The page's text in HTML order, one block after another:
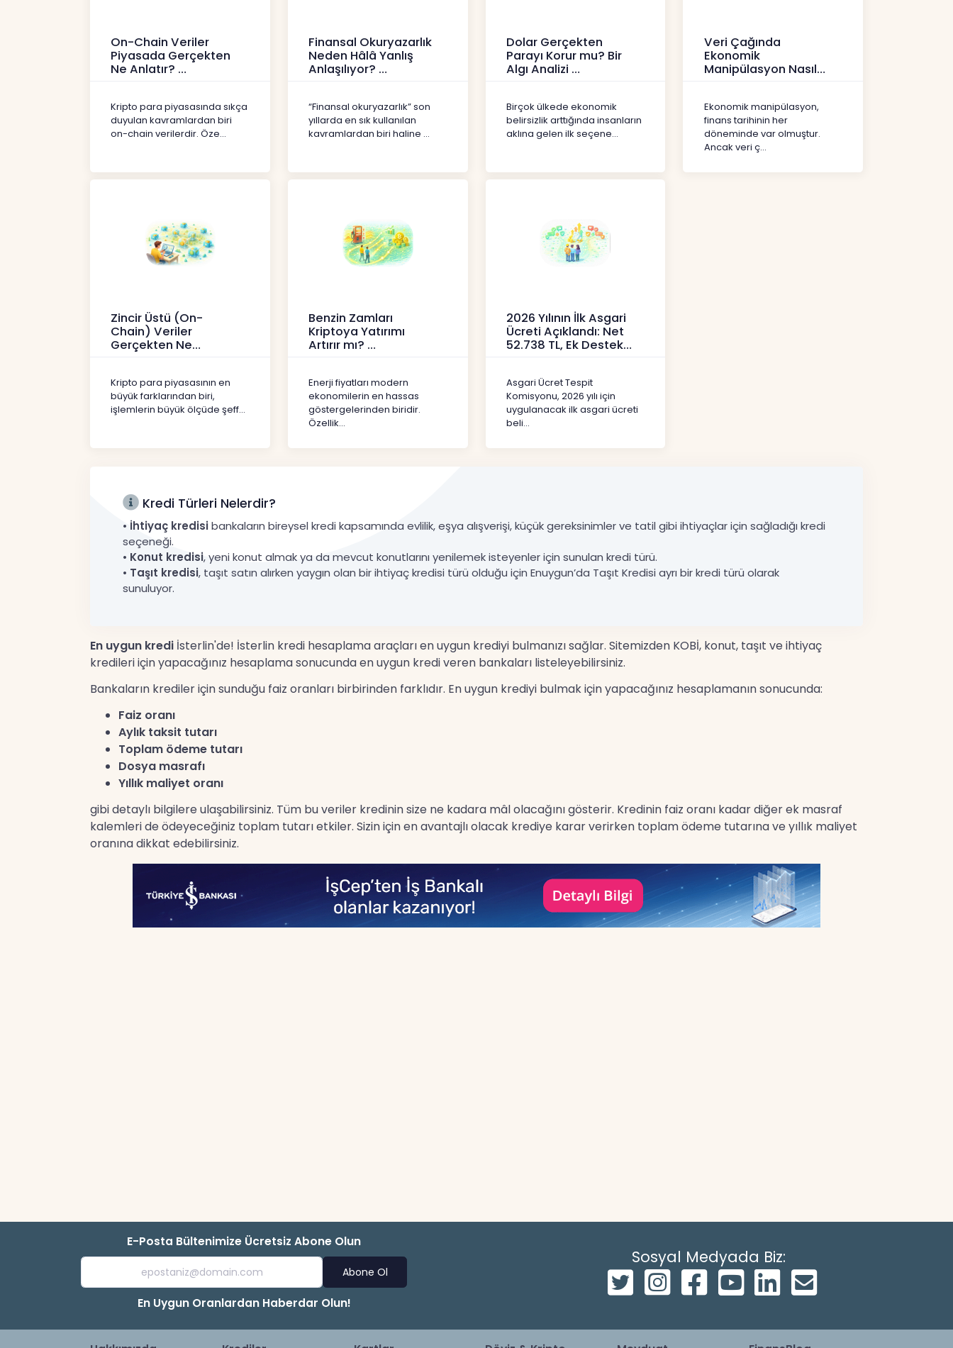
On-Chain Veriler
Piyasada Gerçekten
Ne Anlatır?
Kripto para piyasasında sıkça
duyulan kavramlardan biri
on-chain verilerdir. Öze...
Finansal Okuryazarlık
Neden Hâlâ Yanlış
Anlaşılıyor?
“Finansal okuryazarlık” son
yıllarda en sık kullanılan
kavramlardan biri haline ...
Dolar Gerçekten
Parayı Korur mu? Bir
Algı Analizi
Birçok ülkede ekonomik
belirsizlik arttığında insanların
aklına gelen ilk seçene...
Veri Çağında
Ekonomik
Manipülasyon Nasıl
Ekonomik manipülasyon,
finans tarihinin her
döneminde var olmuştur.
Ancak veri ç...
Zincir Üstü (On-
Chain) Veriler
Gerçekten Ne
Kripto para piyasasının en
büyük farklarından biri,
işlemlerin büyük ölçüde şeff...
Benzin Zamları
Kriptoya Yatırımı
Artırır mı?
Enerji fiyatları modern
ekonomilerin en hassas
göstergelerinden biridir.
Özellik...
2026 Yılının İlk Asgari
Ücreti Açıklandı: Net
52.738 TL, Ek Destek
Asgari Ücret Tespit
Komisyonu, 2026 yılı için
uygulanacak ilk asgari ücreti
beli...
Kredi Türleri Nelerdir?
• İhtiyaç kredisibankaların bireysel kredi kapsamında evlilik, eşya alışverişi, küçük gereksinimler ve tatil gibi ihtiyaçlar için sağladığı kredi
seçeneği.
• Konut kredisi, yeni konut almak ya da mevcut konutlarını yenilemek isteyenler için sunulan kredi türü.
• Taşıt kredisi, taşıt satın alırken yaygın olan bir ihtiyaç kredisi türü olduğu için Enuygun’da Taşıt Kredisi ayrı bir kredi türü olarak
sunuluyor.
En uygun kredi İsterlin'de! İsterlin kredi hesaplama araçları en uygun krediyi bulmanızı sağlar. Sitemizden KOBİ, konut, taşıt ve ihtiyaç
kredileri için yapacağınız hesaplama sonucunda en uygun kredi veren bankaları listeleyebilirsiniz.
Bankaların krediler için sunduğu faiz oranları birbirinden farklıdır. En uygun krediyi bulmak için yapacağınız hesaplamanın sonucunda:
Faiz oranı
Aylık taksit tutarı
Toplam ödeme tutarı
Dosya masrafı
Yıllık maliyet oranı
gibi detaylı bilgilere ulaşabilirsiniz. Tüm bu veriler kredinin size ne kadara mâl olacağını gösterir. Kredinin faiz oranı kadar diğer ek masraf
kalemleri de ödeyeceğiniz toplam tutarı etkiler. Sizin için en avantajlı olacak krediye karar verirken toplam ödeme tutarına ve yıllık maliyet
oranına dikkat edebilirsiniz.
E-Posta Bültenimize Ücretsiz Abone Olun
Abone Ol
En Uygun Oranlardan Haberdar Olun!
Sosyal Medyada Biz: